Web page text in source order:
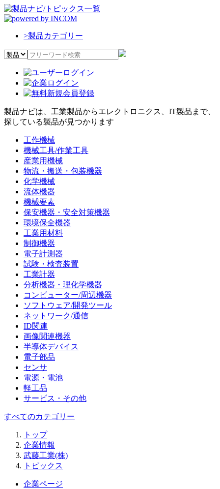
>製品カテゴリー
製品ナビは、工業製品からエレクトロニクス、IT製品まで、
探している製品が見つかります
工作機械
機械工具/作業工具
産業用機械
物流・搬送・包装機器
化学機械
流体機器
機械要素
保安機器・安全対策機器
環境保全機器
工業用材料
制御機器
電子計測器
試験・検査装置
工業計器
分析機器・理化学機器
コンピューター/周辺機器
ソフトウェア/開発ツール
ネットワーク/通信
ID関連
画像関連機器
半導体デバイス
電子部品
センサ
電源・電池
軽工品
サービス・その他
すべてのカテゴリー
トップ
企業情報
武藤工業(株)
トピックス
企業ページ